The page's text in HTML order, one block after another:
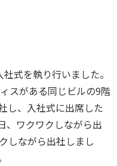
式を執り行いました。
スがある同じビルの9階
し、入社式に出席した
、ワクワクしながら出
しながら出社しまし